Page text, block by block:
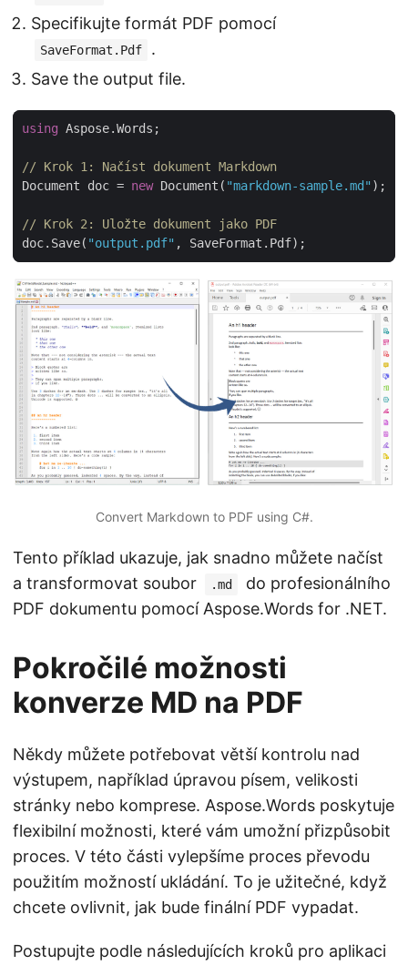
Specifikujte formát PDF pomocí
SaveFormat.Pdf
.
Save the output file.
using
// Krok 1: Načíst dokument Markdown
Document doc = new Document( "markdown-sample.md"
// Krok 2: Uložte dokument jako PDF
doc.Save( "output.pdf"
Convert Markdown to PDF using C#.
Tento příklad ukazuje, jak snadno můžete načíst
a transformovat soubor
.md
do profesionálního
PDF dokumentu pomocí Aspose.Words for .NET.
Pokročilé možnosti
konverze MD na PDF
Někdy můžete potřebovat větší kontrolu nad
výstupem, například úpravou písem, velikosti
stránky nebo komprese. Aspose.Words poskytuje
flexibilní možnosti, které vám umožní přizpůsobit
proces. V této části vylepšíme proces převodu
použitím možností ukládání. To je užitečné, když
chcete ovlivnit, jak bude finální PDF vypadat.
Postupujte podle následujících kroků pro aplikaci